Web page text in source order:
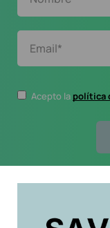
Acepto la política